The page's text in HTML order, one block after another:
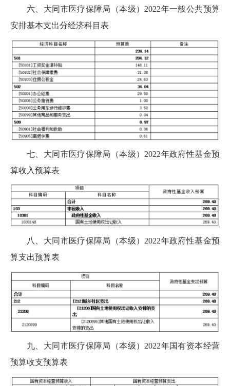
六、大同市医疗保障局（本级）2022年一般公共预算
安排基本支出分经济科目表
七、大同市医疗保障局（本级）2022年政府性基金预
算收入预算表
八、大同市医疗保障局（本级）2022年政府性基金预
算支出预算表
九、大同市医疗保障局（本级）2022年国有资本经营
预算收支预算表